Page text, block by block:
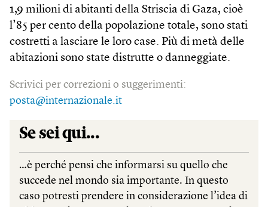
1,9 milioni di abitanti della Striscia di Gaza, cioè
l’85 per cento della popolazione totale, sono stati
costretti a lasciare le loro case. Più di metà delle
abitazioni sono state distrutte o danneggiate.
Scrivici per correzioni o suggerimenti:
posta@internazionale.it